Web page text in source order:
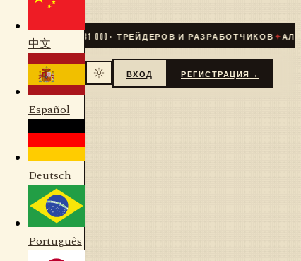
СООБЩЕСТВО 31 000+ ТРЕЙДЕРОВ И РАЗРАБОТЧИКОВ✦
中文
Español
Deutsch
Português
ВХОД РЕГИСТРАЦИЯ →